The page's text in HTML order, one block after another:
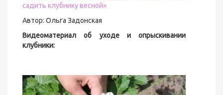
садить клубнику весной»
Автор: Ольга Задонская
Видеоматериал об уходе и опрыскивании
клубники: